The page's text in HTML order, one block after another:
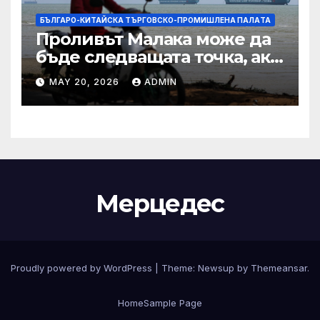
БЪЛГАРО-КИТАЙСКА ТЪРГОВСКО-ПРОМИШЛЕНА ПАЛAТА
Проливът Малака може да
бъде следващата точка, ако
Азия не внимава
MAY 20, 2026 ADMIN
Мерцедес
Proudly powered by WordPress Theme: Newsup by Themeansar.
HomeSample Page